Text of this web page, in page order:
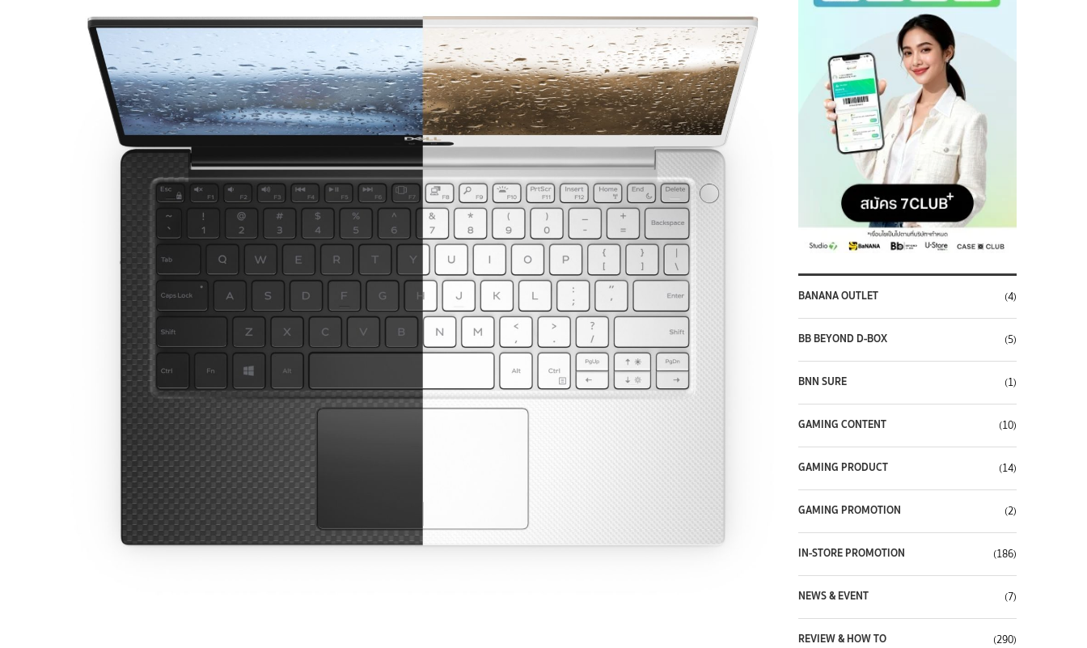
BANANA OUTLET (4)
BB BEYOND D-BOX (5)
BNN SURE (1)
GAMING CONTENT (10)
GAMING PRODUCT (14)
GAMING PROMOTION (2)
IN-STORE PROMOTION (186)
NEWS & EVENT (7)
REVIEW & HOW TO (290)